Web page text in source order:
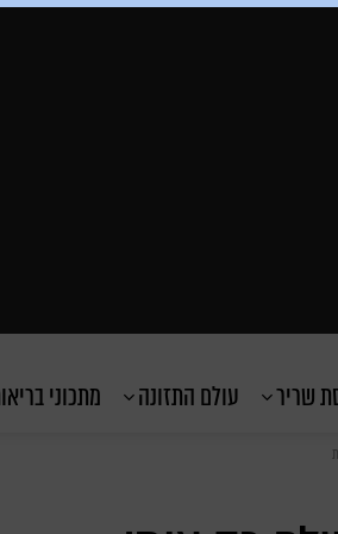
שריר עולם התזונה מתכוני